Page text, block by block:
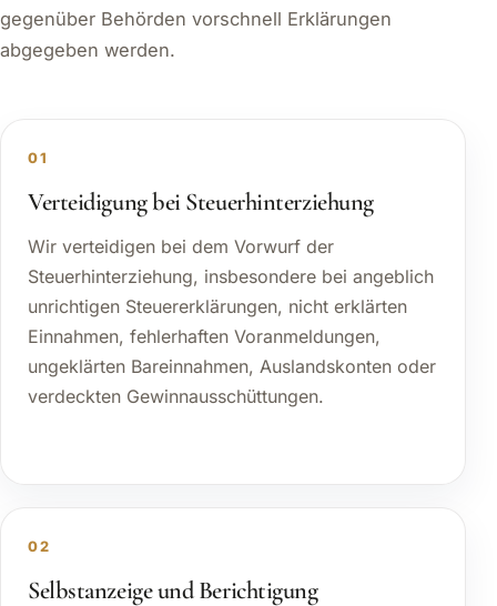
gegenüber Behörden vorschnell Erklärungen
abgegeben werden.
01
Verteidigung bei Steuerhinterziehung
Wir verteidigen bei dem Vorwurf der
Steuerhinterziehung, insbesondere bei angeblich
unrichtigen Steuererklärungen, nicht erklärten
Einnahmen, fehlerhaften Voranmeldungen,
ungeklärten Bareinnahmen, Auslandskonten oder
verdeckten Gewinnausschüttungen.
02
Selbstanzeige und Berichtigung